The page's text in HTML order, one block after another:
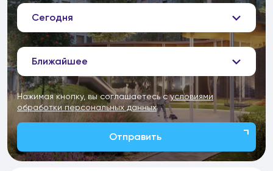
Сегодня
Ближайшее
Нажимая кнопку, вы соглашаетесь сусловиями
обработки персональных данных
Отправить